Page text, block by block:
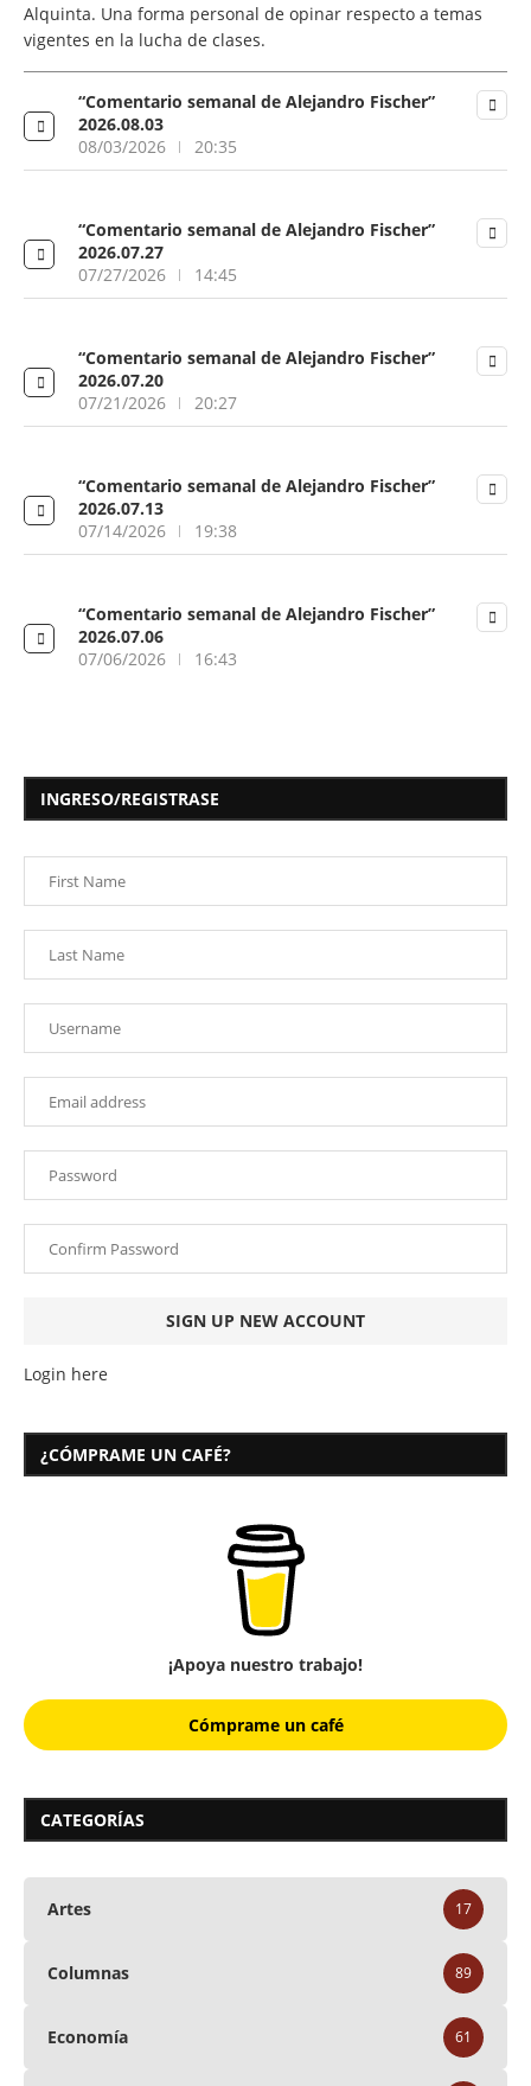
Alquinta. Una forma personal de opinar respecto a temas
vigentes en la lucha de clases.
“Comentario semanal de Alejandro Fischer”
2026.08.03
08/03/2026
20:35
“Comentario semanal de Alejandro Fischer”
2026.07.27
07/27/2026
14:45
“Comentario semanal de Alejandro Fischer”
2026.07.20
07/21/2026
20:27
“Comentario semanal de Alejandro Fischer”
2026.07.13
07/14/2026
19:38
“Comentario semanal de Alejandro Fischer”
2026.07.06
07/06/2026
16:43
INGRESO/REGISTRASE
Login here
¿CÓMPRAME UN CAFÉ?
¡Apoya nuestro trabajo!
Cómprame un café
CATEGORÍAS
Artes 17
Columnas 89
Economía 61